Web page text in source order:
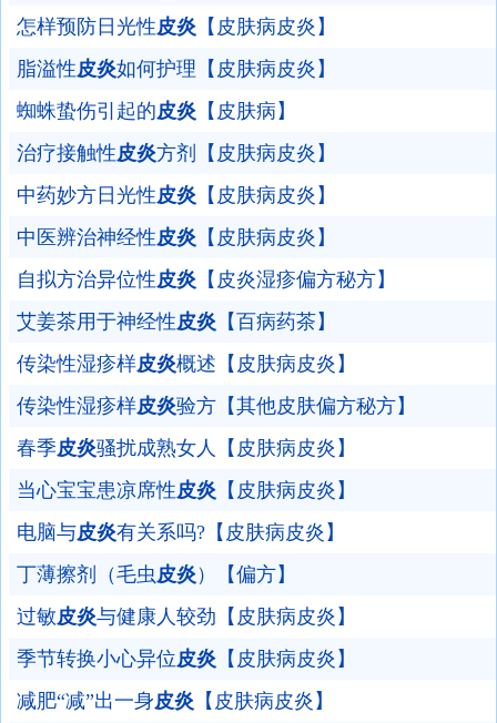
怎样预防日光性皮炎 【皮肤病皮炎】
脂溢性皮炎如何护理【皮肤病皮炎】
蜘蛛蛰伤引起的皮炎 【皮肤病】
治疗接触性皮炎方剂【皮肤病皮炎】
中药妙方日光性皮炎 【皮肤病皮炎】
中医辨治神经性皮炎 【皮肤病皮炎】
自拟方治异位性皮炎 【皮炎湿疹偏方秘方】
艾姜茶用于神经性皮炎 【百病药茶】
传染性湿疹样皮炎概述【皮肤病皮炎】
传染性湿疹样皮炎验方【其他皮肤偏方秘方】
春季皮炎骚扰成熟女人【皮肤病皮炎】
当心宝宝患凉席性皮炎 【皮肤病皮炎】
电脑与皮炎有关系吗?【皮肤病皮炎】
丁薄擦剂（毛虫皮炎）【偏方】
过敏皮炎与健康人较劲【皮肤病皮炎】
季节转换小心异位皮炎 【皮肤病皮炎】
减肥“减”出一身皮炎 【皮肤病皮炎】